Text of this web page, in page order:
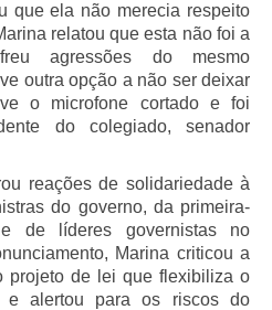
que ela não merecia respeito
relatou que esta não foi a
agressões do mesmo
outra opção a não ser deixar
o microfone cortado e foi
do colegiado, senador
reações de solidariedade à
do governo, da primeira-
de líderes governistas no
Marina criticou a
projeto de lei que flexibiliza o
e alertou para os riscos do